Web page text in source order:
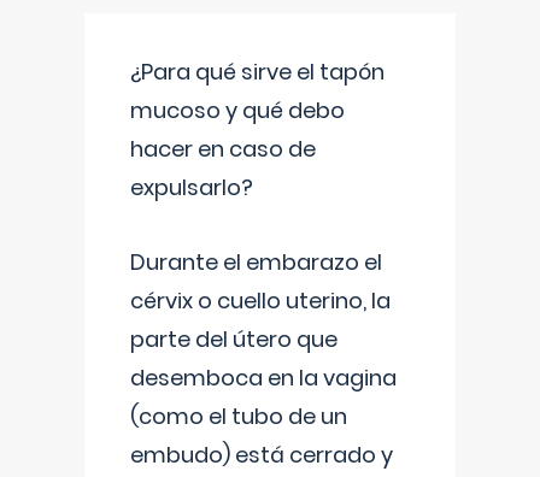
¿Para qué sirve el tapón
mucoso y qué debo
hacer en caso de
expulsarlo?
Durante el embarazo el
cérvix o cuello uterino, la
parte del útero que
desemboca en la vagina
(como el tubo de un
embudo) está cerrado y